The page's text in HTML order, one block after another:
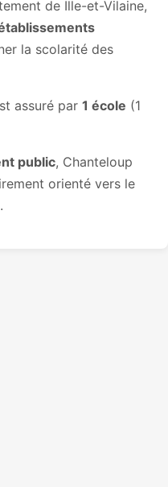
de Ille-et-Vilaine,
la scolarité des
assuré par 1 école (1
public, Chanteloup
orienté vers le